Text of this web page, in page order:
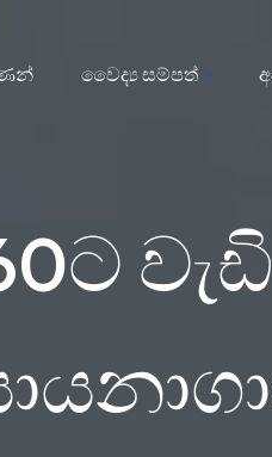
වෛද්‍ය සම්පත්